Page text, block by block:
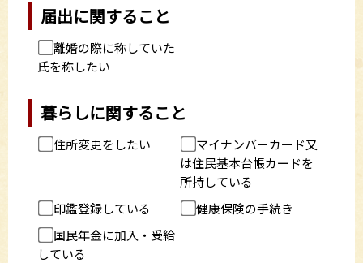
届出に関すること
離婚の際に称していた
氏を称したい
暮らしに関すること
住所変更をしたい
マイナンバーカード又
は住民基本台帳カードを
所持している
印鑑登録している
健康保険の手続き
国民年金に加入・受給
している